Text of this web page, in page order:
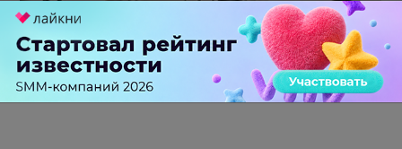
Российский рынок инфлюенс-маркетинга вошел в фазу
стагнации после нескольких лет роста